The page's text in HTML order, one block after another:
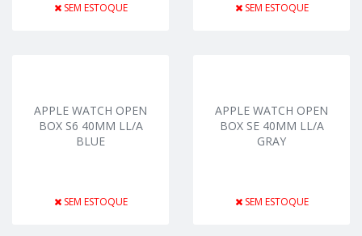
SEM ESTOQUE SEM ESTOQUE
APPLE WATCH OPEN
BOX S6 40MM LL/A
BLUE
SEM ESTOQUE
APPLE WATCH OPEN
BOX SE 40MM LL/A
GRAY
SEM ESTOQUE